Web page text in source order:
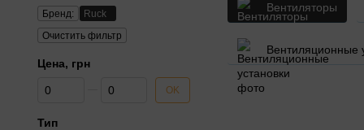
Вентиляторы
Вентиляционные
Бренд:
Ruck
Очистить фильтр
Цена, грн
От Цена, грн
До Цена, грн OK
Тип